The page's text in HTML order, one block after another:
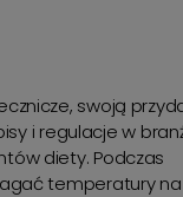
swoją
i regulacje w
diety. Podczas
temperatury na